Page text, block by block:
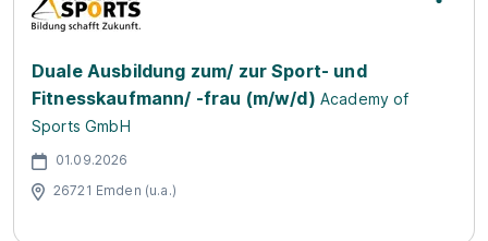
Duale Ausbildung zum/ zur Sport- und
Fitnesskaufmann/ -frau (m/w/d) Academy of
Sports GmbH
01.09.2026
26721 Emden (u.a.)